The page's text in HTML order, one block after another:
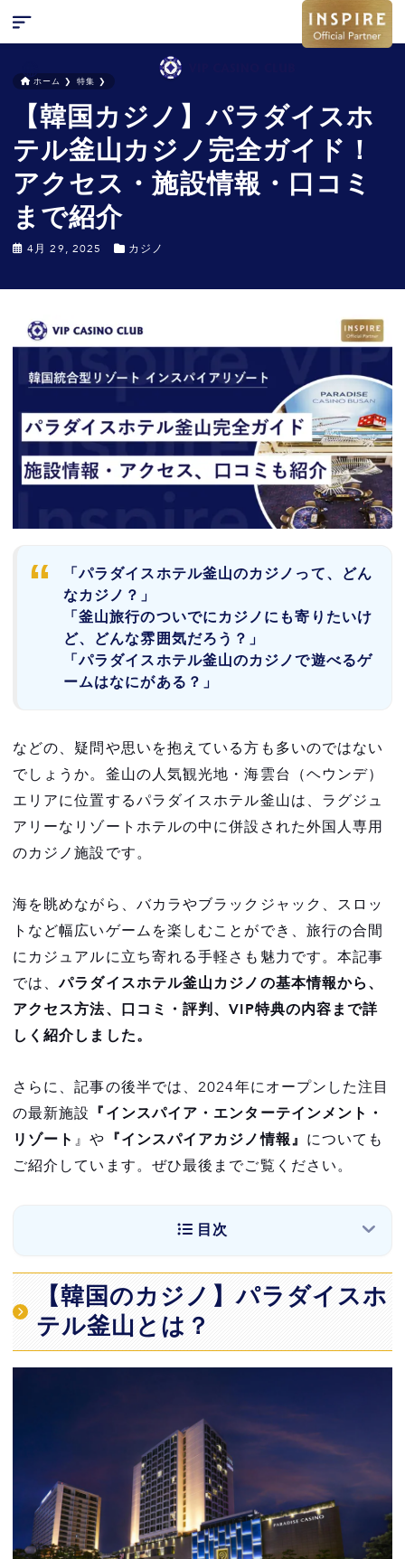
キャンペーン
お問い合わせ
特集
ニュース
検索
ホーム ❯ 特集 ❯
【韓国カジノ】パラダイスホ
テル釜山カジノ完全ガイド！
アクセス・施設情報・口コミ
まで紹介
4月 29, 2025 カジノ
「パラダイスホテル釜山のカジノって、どん
なカジノ？」
「釜山旅行のついでにカジノにも寄りたいけ
ど、どんな雰囲気だろう？」
「パラダイスホテル釜山のカジノで遊べるゲ
ームはなにがある？」
などの、疑問や思いを抱えている方も多いのではない
でしょうか。釜山の人気観光地・海雲台（ヘウンデ）
エリアに位置するパラダイスホテル釜山は、ラグジュ
アリーなリゾートホテルの中に併設された外国人専用
のカジノ施設です。
海を眺めながら、バカラやブラックジャック、スロッ
トなど幅広いゲームを楽しむことができ、旅行の合間
にカジュアルに立ち寄れる手軽さも魅力です。本記事
では、パラダイスホテル釜山カジノの基本情報から、
アクセス方法、口コミ・評判、VIP特典の内容まで詳
しく紹介しました。
さらに、記事の後半では、2024年にオープンした注目
の最新施設 『インスパイア・エンターテインメント・
リゾート 』や 『インスパイアカジノ情報』 についても
ご紹介しています。ぜひ最後までご覧ください。
目次
【韓国のカジノ】パラダイスホテル釜山とは？
基本情報
パラダイスホテル釜山で遊べるカジノ
パラダイスホテル釜山への3つのアクセス方法
リムジンバスを利用する（おすすめ）
タクシーを利用する（最も楽な移動手段）
【韓国のカジノ】パラダイスホ
テル釜山とは？